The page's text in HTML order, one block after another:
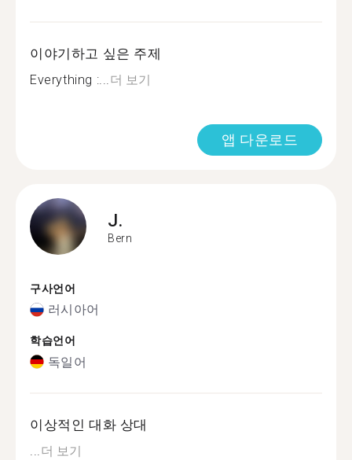
이야기하고 싶은 주제
Everything :... 더 보기
앱 다운로드
J.
Bern
구사언어
러시아어
학습언어
독일어
이상적인 대화 상대
더 보기